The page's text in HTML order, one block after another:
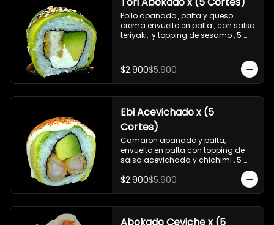
Pollo apanado , palta y queso
crema envuelto en palta , con salsa
teriyaki,  y topping de sesamo , 5
$2.900$5.900
Ebi Acevichado x (5
Cortes)
Camaron apanado y palta,
envuelto en palta con topping de
salsa acevichada y chichimi , 5
unidades , incluye 1 soya de 15 ml
$2.900$5.900